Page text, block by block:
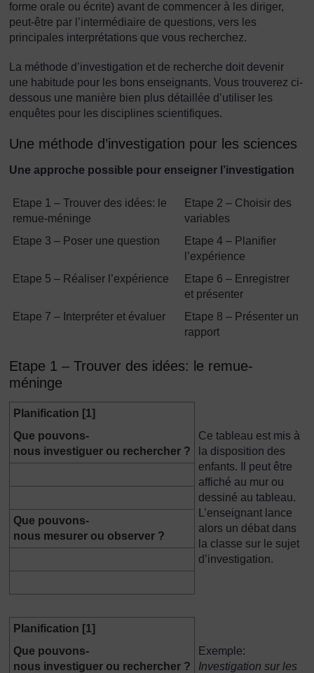
forme orale ou écrite) avant de commencer à les diriger,
peut-être par l’intermédiaire de questions, vers les
principales interprétations que vous recherchez.
La méthode d’investigation et de recherche doit devenir
une habitude pour les bons enseignants. Vous trouverez ci-
dessous une manière bien plus détaillée d’utiliser les
enquêtes pour les disciplines scientifiques.
Une méthode d’investigation pour les sciences
Une approche possible pour enseigner l’investigation
Etape 1 – Trouver des idées: le
remue-méninge
Etape 2 – Choisir des
variables
Etape 3 – Poser une question
Etape 4 – Planifier
l’expérience
Etape 5 – Réaliser l’expérience
Etape 6 – Enregistrer
et présenter
Etape 7 – Interpréter et évaluer
Etape 8 – Présenter un
rapport
Etape 1 – Trouver des idées: le remue-
méninge
Planification [1]
Que pouvons-
nous investiguer ou rechercher ?
Ce tableau est mis à
la disposition des
enfants. Il peut être
affiché au mur ou
dessiné au tableau.
L’enseignant lance
alors un débat dans
la classe sur le sujet
d’investigation.
Que pouvons-
nous mesurer ou observer ?
Planification [1]
Que pouvons-
nous investiguer ou rechercher ?
Exemple:
Investigation sur les